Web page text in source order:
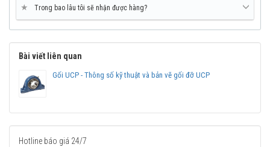
★ Trong bao lâu tôi sẽ nhận được hàng?
Bài viết liên quan
Gối UCP - Thông số kỹ thuật và bản vẽ gối đỡ UCP
Hotline báo giá 24/7